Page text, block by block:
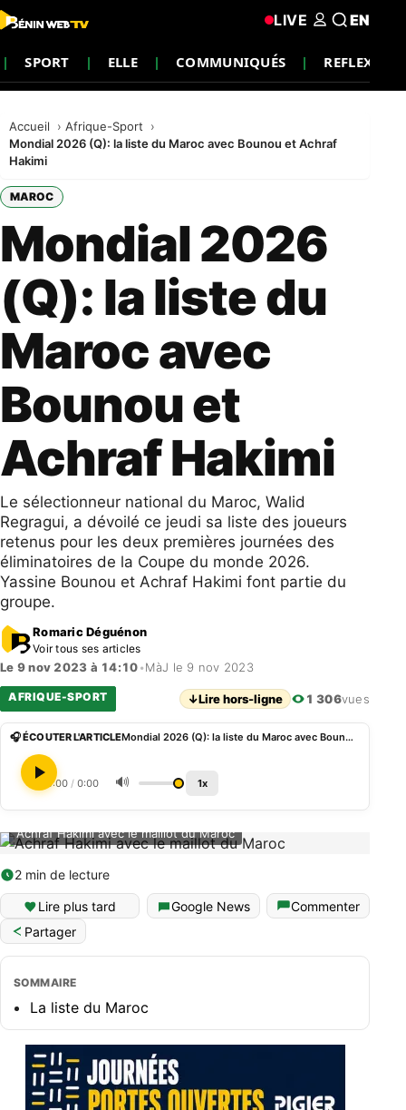
SPORT ELLE COMMUNIQUÉS REFLEXION
LIVE EN
Accueil
Afrique-Sport
Mondial 2026 (Q): la liste du Maroc avec Bounou et Achraf
Hakimi
MAROC
Mondial 2026
(Q): la liste du
Maroc avec
Bounou et
Achraf Hakimi
Le sélectionneur national du Maroc, Walid
Regragui, a dévoilé ce jeudi sa liste des joueurs
retenus pour les deux premières journées des
éliminatoires de la Coupe du monde 2026.
Yassine Bounou et Achraf Hakimi font partie du
groupe.
Romaric Déguénon
Voir tous ses articles
Le 9 nov 2023 à 14:10•MàJ le 9 nov 2023
AFRIQUE-SPORT ↓Lire hors-ligne 1 306vues
🎧 ÉCOUTER L'ARTICLE Mondial 2026 (Q): la liste du Maroc avec Bounou et Achraf Hakimi
0:00 / 0:00 🔊 1x
Achraf Hakimi avec le maillot du Maroc
2 min de lecture
Lire plus tard Google News
Commenter
Partager
SOMMAIRE
La liste du Maroc